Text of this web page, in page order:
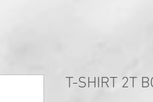
T-SHIRT 2T